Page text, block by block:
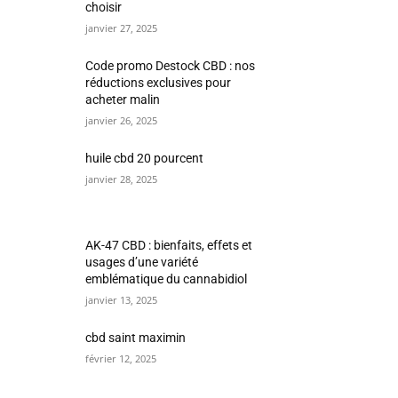
choisir
janvier 27, 2025
Code promo Destock CBD : nos
réductions exclusives pour
acheter malin
janvier 26, 2025
huile cbd 20 pourcent
janvier 28, 2025
AK-47 CBD : bienfaits, effets et
usages d’une variété
emblématique du cannabidiol
janvier 13, 2025
cbd saint maximin
février 12, 2025